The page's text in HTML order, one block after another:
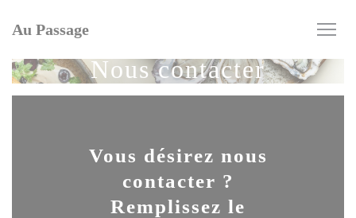
Au Passage
Nous contacter
Vous désirez nous
contacter ?
Remplissez le